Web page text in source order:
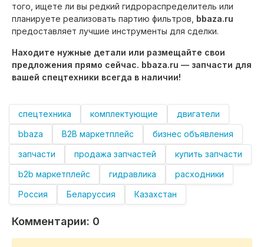
того, ищете ли вы редкий гидрораспределитель или
планируете реализовать партию фильтров, bbaza.ru
предоставляет лучшие инструменты для сделки.
Находите нужные детали или размещайте свои
предложения прямо сейчас. bbaza.ru — запчасти для
вашей спецтехники всегда в наличии!
спецтехника комплектующие
двигатели
bbaza
B2B маркетплейс
бизнес объявления
запчасти
продажа запчастей
купить запчасти
b2b маркетплейс
гидравлика
расходники
Россия
Беларуссия Казахстан
Комментарии: 0